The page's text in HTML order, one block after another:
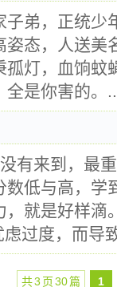
弟，正统少
态，人送美
灯，血饷蚊
全是你害的。
有来到，最
低与高，学
就是好样滴
过度，而导
共3 页30篇 1